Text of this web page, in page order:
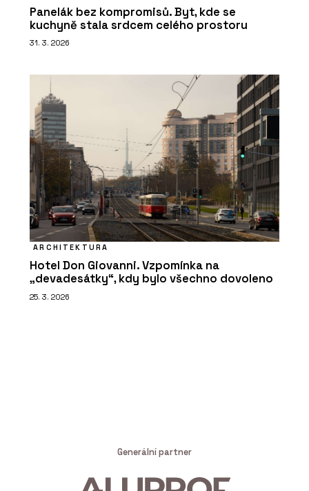
Panelák bez kompromisů. Byt, kde se
kuchyně stala srdcem celého prostoru
31. 3. 2026
ARCHITEKTURA
Hotel Don Giovanni. Vzpomínka na
„devadesátky“, kdy bylo všechno dovoleno
25. 3. 2026
Generální partner